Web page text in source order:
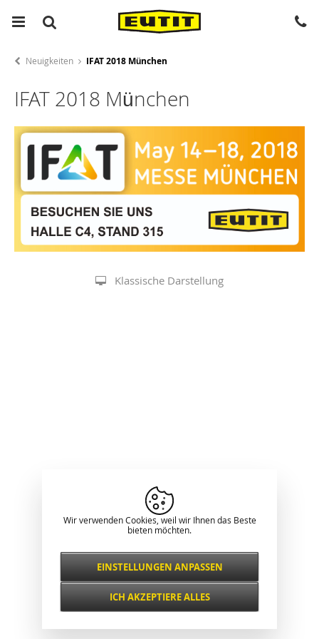
Neuigkeiten IFAT 2018 München
IFAT 2018 München
Klassische Darstellung
Wir verwenden Cookies, weil wir Ihnen das Beste
bieten möchten.
Notwendig
IMMER AKTIV
Funktional und
EINSTELLUNGEN ANPASSEN
ICH AKZEPTIERE ALLES